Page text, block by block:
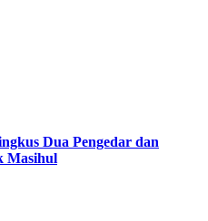
Dua Pengedar dan
Masihul